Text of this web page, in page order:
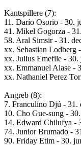
Kantspillere (7):
11. Darío Osorio - 30.
41. Mikel Gogorza -
58. Aral Simsir - 31.
xx. Sebastian Lodberg
xx. Julius Emefile - 30.
xx. Emmanuel Alase -
xx. Nathaniel Perez
Angreb (8):
7. Franculino Djú - 31.
10. Cho Gue-sung -
14. Edward Chilufya -
74. Junior Brumado -
90. Friday Etim - 30.